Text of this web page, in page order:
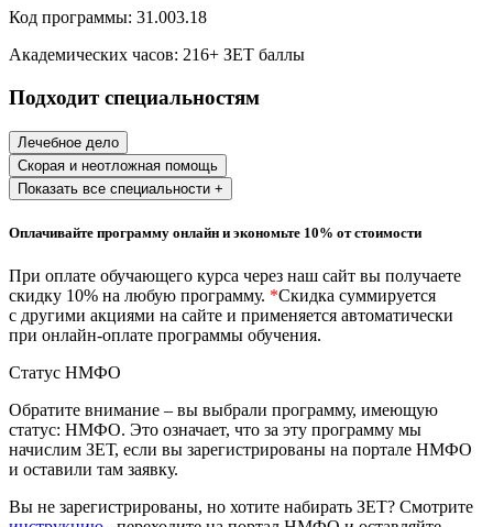
Социология и социальная работа
и служащих
История и археология
Психологические науки
Техносферная безопасность и ОТ
Техносферная безопасность и
природообустройство
Экологическая безопасность в
Управление охраной труда.
Техносферная безопасность
Код программы: 31.003.18
Академических часов: 216+ ЗЕТ баллы
Подходит специальностям
Лечебное дело
Скорая и неотложная помощь
Показать все специальности +
Оплачивайте программу онлайн и экономьте 10% от стоимости
При оплате обучающего курса через наш сайт вы получаете
скидку 10% на любую программу. *Скидка суммируется
с другими акциями на сайте и применяется автоматически
при онлайн-оплате программы обучения.
Статус НМФО
Обратите внимание – вы выбрали программу, имеющую
статус: НМФО. Это означает, что за эту программу мы
начислим ЗЕТ, если вы зарегистрированы на портале НМФО
и оставили там заявку.
Вы не зарегистрированы, но хотите набирать ЗЕТ? Смотрите